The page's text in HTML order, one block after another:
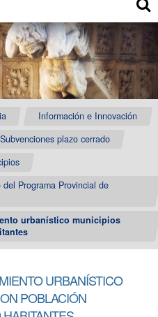
Información e Innovación
Subvenciones plazo cerrado
Programa Provincial de
urbanístico municipios
URBANÍSTICO
POBLACIÓN